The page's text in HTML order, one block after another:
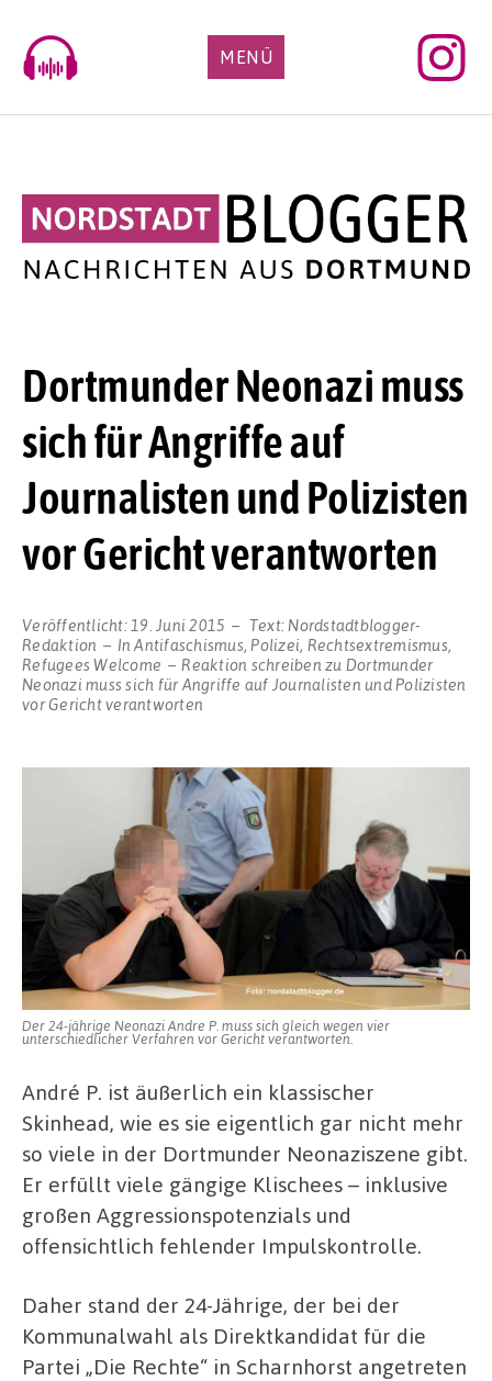
content
MENÜ
Dortmunder Neonazi muss
sich für Angriffe auf
Journalisten und Polizisten
vor Gericht verantworten
Veröffentlicht: 19. Juni 2015 Text: Nordstadtblogger-
Redaktion
InAntifaschismus,Polizei, Rechtsextremismus,
Refugees Welcome
Reaktion schreiben zu Dortmunder
Neonazi muss sich für Angriffe auf Journalisten und Polizisten
vor Gericht verantworten
Der 24-jährige Neonazi Andre P. muss sich gleich wegen vier
unterschiedlicher Verfahren vor Gericht verantworten.
André P. ist äußerlich ein klassischer
Skinhead, wie es sie eigentlich gar nicht mehr
so viele in der Dortmunder Neonaziszene gibt.
Er erfüllt viele gängige Klischees – inklusive
großen Aggressionspotenzials und
offensichtlich fehlender Impulskontrolle.
Daher stand der 24-Jährige, der bei der
Kommunalwahl als Direktkandidat für die
Partei „Die Rechte“ in Scharnhorst angetreten